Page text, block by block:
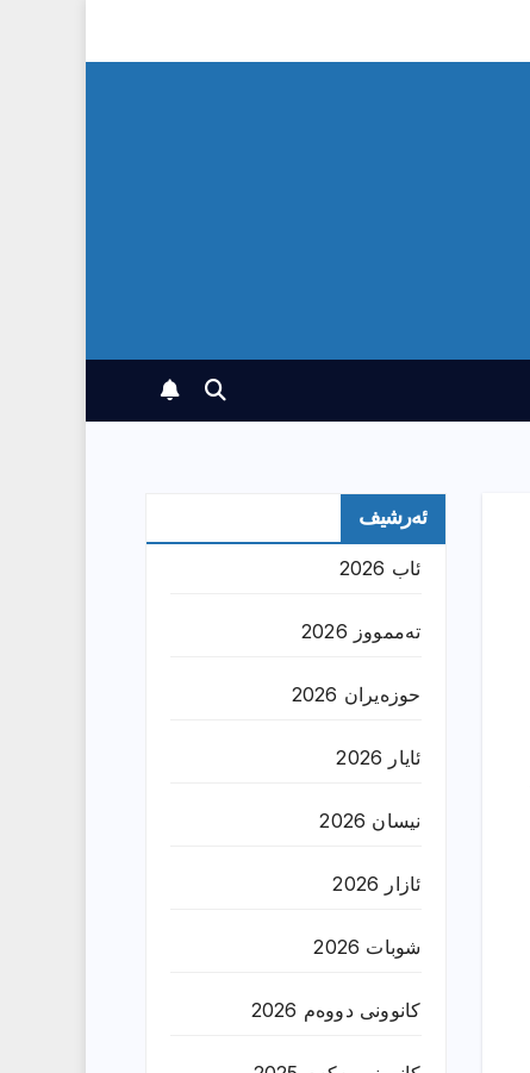
ئەرشیف
ئاب 2026
تەممووز 2026
حوزه‌یران 2026
ئایار 2026
نیسان 2026
ئازار 2026
شوبات 2026
کانوونی دووەم 2026